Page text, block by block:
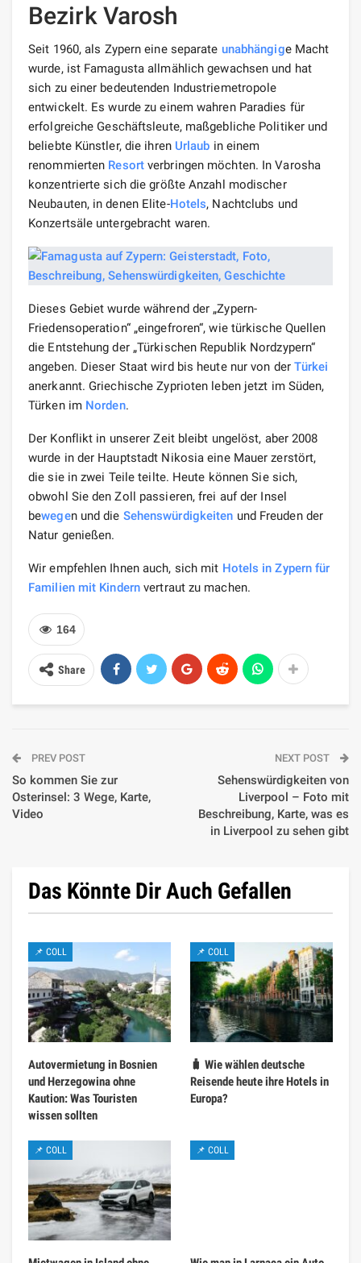
Bezirk Varosh
Seit 1960, als Zypern eine separate unabhängige Macht
wurde, ist Famagusta allmählich gewachsen und hat
sich zu einer bedeutenden Industriemetropole
entwickelt. Es wurde zu einem wahren Paradies für
erfolgreiche Geschäftsleute, maßgebliche Politiker und
beliebte Künstler, die ihren Urlaub in einem
renommierten Resortverbringen möchten. In Varosha
konzentrierte sich die größte Anzahl modischer
Neubauten, in denen Elite-Hotels, Nachtclubs und
Konzertsäle untergebracht waren.
Dieses Gebiet wurde während der „Zypern-
Friedensoperation“ „eingefroren“, wie türkische Quellen
die Entstehung der „Türkischen Republik Nordzypern“
angeben. Dieser Staat wird bis heute nur von der Türkei
anerkannt. Griechische Zyprioten leben jetzt im Süden,
Türken im Norden.
Der Konflikt in unserer Zeit bleibt ungelöst, aber 2008
wurde in der Hauptstadt Nikosia eine Mauer zerstört,
die sie in zwei Teile teilte. Heute können Sie sich,
obwohl Sie den Zoll passieren, frei auf der Insel
bewegen und die Sehenswürdigkeiten und Freuden der
Natur genießen.
Wir empfehlen Ihnen auch, sich mit Hotels in Zypern für
Familien mit Kindern vertraut zu machen.
164
Share
PREV POST
So kommen Sie zur
Osterinsel: 3 Wege, Karte,
Video
NEXT POST
Sehenswürdigkeiten von
Liverpool – Foto mit
Beschreibung, Karte, was es
in Liverpool zu sehen gibt
Das Könnte Dir Auch Gefallen
📌 COLL
Autovermietung in Bosnien
und Herzegowina ohne
Kaution: Was Touristen
wissen sollten
📌 COLL
🧳 Wie wählen deutsche
Reisende heute ihre Hotels in
Europa?
📌 COLL 📌 COLL